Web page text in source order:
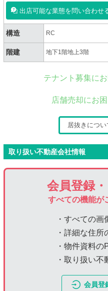
出店可能な業態を問い合わせ
構造 RC
階建 地下1階地上3階
テナント募集に
店舗売却にお
居抜きにつ
取り扱い不動産会社情報
会員登録
すべての機能が
・すべての画
・詳細な住所
・物件資料
・取り扱い不
会員登